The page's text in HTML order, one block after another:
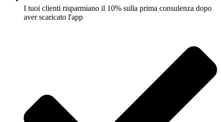
I tuoi clienti risparmiano il 10% sulla prima consulenza dopo
aver scaricato l'app